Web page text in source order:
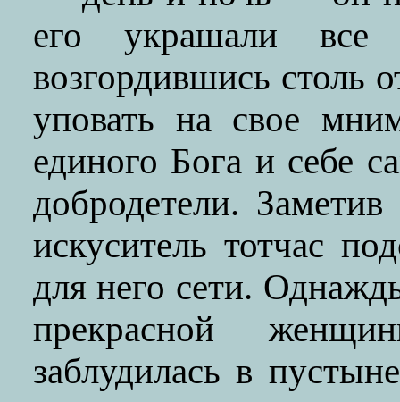
его украшали
возгордившись столь
уповать на свое
единого Бога и себе
добродетели.
искуситель тотчас
для него сети.
прекрасной
заблудилась в